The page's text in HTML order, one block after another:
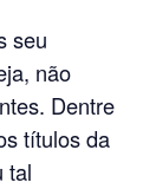
seu
não
Dentre
títulos da
tal